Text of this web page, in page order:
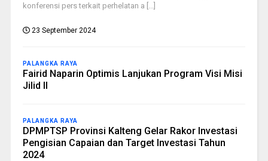
konferensi pers terkait perhelatan a [...]
23 September 2024
PALANGKA RAYA
Fairid Naparin Optimis Lanjukan Program Visi Misi
Jilid II
PALANGKA RAYA
DPMPTSP Provinsi Kalteng Gelar Rakor Investasi
Pengisian Capaian dan Target Investasi Tahun
2024